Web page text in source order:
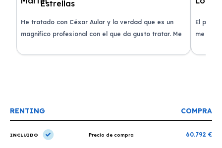
He tratado con César Aular y la verdad que es un
magnífico profesional con el que da gusto tratar. Me
recomiendo un montón, muchas gracias!
El
me
plazo
RENTING COMPRA
INCLUIDO Precio de compra 60.792 €